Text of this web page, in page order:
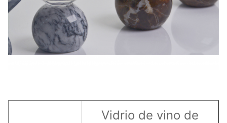
Vidrio de vino de